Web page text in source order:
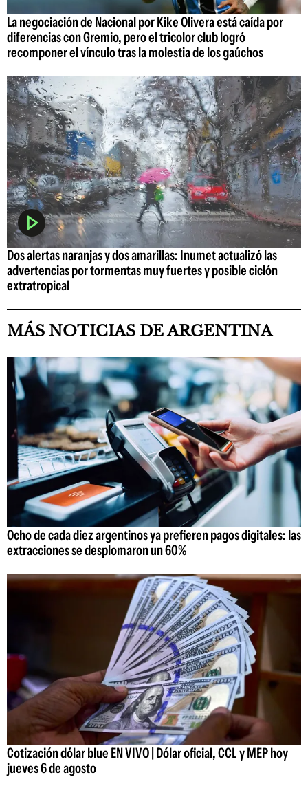
La negociación de Nacional por Kike Olivera está caída por
diferencias con Gremio, pero el tricolor club logró
recomponer el vínculo tras la molestia de los gaúchos
Dos alertas naranjas y dos amarillas: Inumet actualizó las
advertencias por tormentas muy fuertes y posible ciclón
extratropical
MÁS NOTICIAS DE ARGENTINA
Ocho de cada diez argentinos ya prefieren pagos digitales: las
extracciones se desplomaron un 60%
Cotización dólar blue EN VIVO | Dólar oficial, CCL y MEP hoy
jueves 6 de agosto